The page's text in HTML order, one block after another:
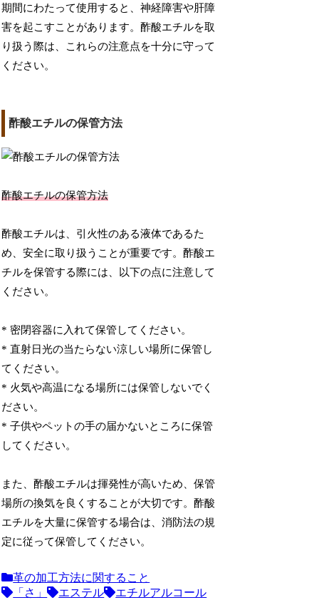
期間にわたって使用すると、神経障害や肝障
害を起こすことがあります。酢酸エチルを取
り扱う際は、これらの注意点を十分に守って
ください。
酢酸エチルの保管方法
酢酸エチルの保管方法
酢酸エチルは、引火性のある液体であるた
め、安全に取り扱うことが重要です。酢酸エ
チルを保管する際には、以下の点に注意して
ください。
* 密閉容器に入れて保管してください。
* 直射日光の当たらない涼しい場所に保管し
てください。
* 火気や高温になる場所には保管しないでく
ださい。
* 子供やペットの手の届かないところに保管
してください。
また、酢酸エチルは揮発性が高いため、保管
場所の換気を良くすることが大切です。酢酸
エチルを大量に保管する場合は、消防法の規
定に従って保管してください。
革の加工方法に関すること
「さ」
エステル
エチルアルコール